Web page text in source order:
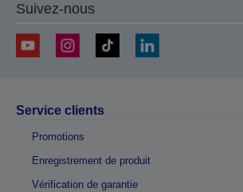
Suivez-nous
Service clients
Promotions
Enregistrement de produit
Vérification de garantie